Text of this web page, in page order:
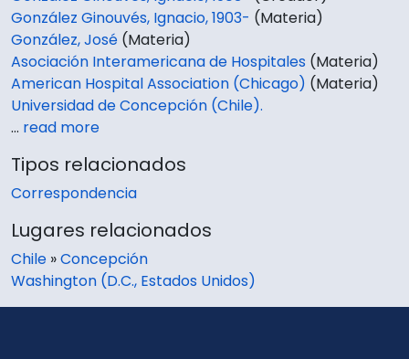
González Ginouvés, Ignacio, 1903- (Materia)
González, José (Materia)
Asociación Interamericana de Hospitales (Materia)
American Hospital Association (Chicago) (Materia)
Universidad de Concepción (Chile).
… read more
Tipos relacionados
Correspondencia
Lugares relacionados
Chile »Concepción
Washington (D.C., Estados Unidos)